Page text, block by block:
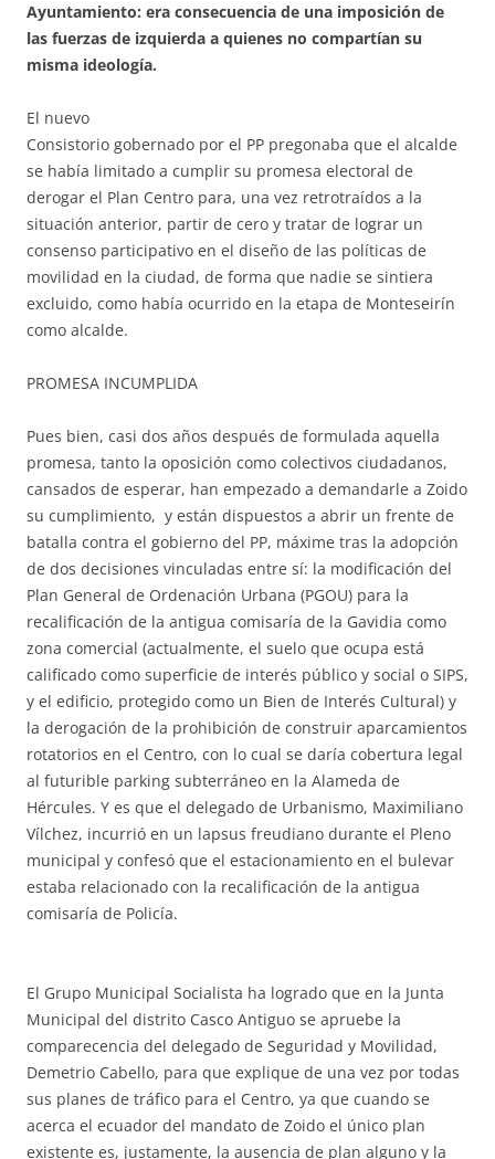
Ayuntamiento: era consecuencia de una imposición de
las fuerzas de izquierda a quienes no compartían su
misma ideología.
El nuevo
Consistorio gobernado por el PP pregonaba que el alcalde
se había limitado a cumplir su promesa electoral de
derogar el Plan Centro para, una vez retrotraídos a la
situación anterior, partir de cero y tratar de lograr un
consenso participativo en el diseño de las políticas de
movilidad en la ciudad, de forma que nadie se sintiera
excluido, como había ocurrido en la etapa de Monteseirín
como alcalde.
PROMESA INCUMPLIDA
Pues bien, casi dos años después de formulada aquella
promesa, tanto la oposición como colectivos ciudadanos,
cansados de esperar, han empezado a demandarle a Zoido
su cumplimiento, y están dispuestos a abrir un frente de
batalla contra el gobierno del PP, máxime tras la adopción
de dos decisiones vinculadas entre sí: la modificación del
Plan General de Ordenación Urbana (PGOU) para la
recalificación de la antigua comisaría de la Gavidia como
zona comercial (actualmente, el suelo que ocupa está
calificado como superficie de interés público y social o SIPS,
y el edificio, protegido como un Bien de Interés Cultural) y
la derogación de la prohibición de construir aparcamientos
rotatorios en el Centro, con lo cual se daría cobertura legal
al futurible parking subterráneo en la Alameda de
Hércules. Y es que el delegado de Urbanismo, Maximiliano
Vílchez, incurrió en un lapsus freudiano durante el Pleno
municipal y confesó que el estacionamiento en el bulevar
estaba relacionado con la recalificación de la antigua
comisaría de Policía.
El Grupo Municipal Socialista ha logrado que en la Junta
Municipal del distrito Casco Antiguo se apruebe la
comparecencia del delegado de Seguridad y Movilidad,
Demetrio Cabello, para que explique de una vez por todas
sus planes de tráfico para el Centro, ya que cuando se
acerca el ecuador del mandato de Zoido el único plan
existente es, justamente, la ausencia de plan alguno y la